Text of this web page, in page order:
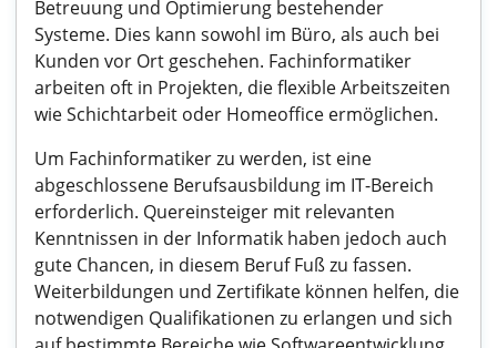
Betreuung und Optimierung bestehender
Systeme. Dies kann sowohl im Büro, als auch bei
Kunden vor Ort geschehen. Fachinformatiker
arbeiten oft in Projekten, die flexible Arbeitszeiten
wie Schichtarbeit oder Homeoffice ermöglichen.
Um Fachinformatiker zu werden, ist eine
abgeschlossene Berufsausbildung im IT-Bereich
erforderlich. Quereinsteiger mit relevanten
Kenntnissen in der Informatik haben jedoch auch
gute Chancen, in diesem Beruf Fuß zu fassen.
Weiterbildungen und Zertifikate können helfen, die
notwendigen Qualifikationen zu erlangen und sich